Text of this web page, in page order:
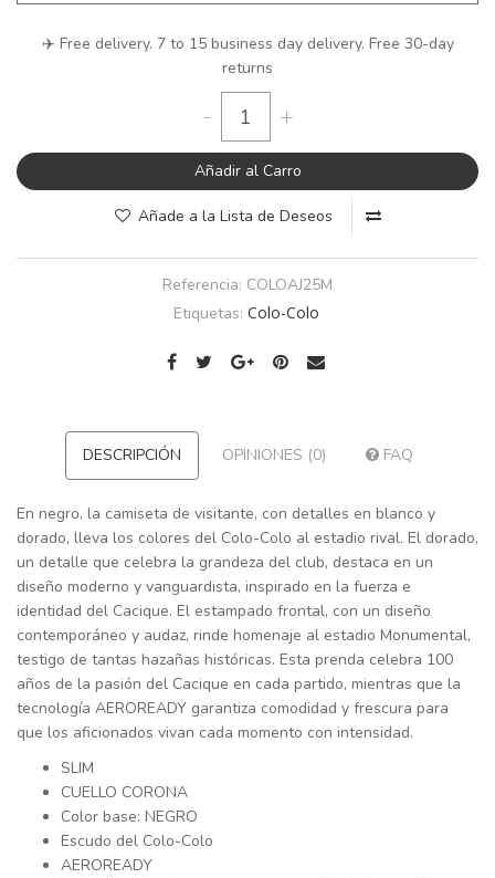
✈️ Free delivery. 7 to 15 business day delivery. Free 30-day
returns
- +
Añadir al Carro
Añade a la Lista de Deseos
Referencia: COLOAJ25M
Etiquetas: Colo-Colo
DESCRIPCIÓN OPINIONES (0) FAQ
En negro, la camiseta de visitante, con detalles en blanco y
dorado, lleva los colores del Colo-Colo al estadio rival. El dorado,
un detalle que celebra la grandeza del club, destaca en un
diseño moderno y vanguardista, inspirado en la fuerza e
identidad del Cacique. El estampado frontal, con un diseño
contemporáneo y audaz, rinde homenaje al estadio Monumental,
testigo de tantas hazañas históricas. Esta prenda celebra 100
años de la pasión del Cacique en cada partido, mientras que la
tecnología AEROREADY garantiza comodidad y frescura para
que los aficionados vivan cada momento con intensidad.
SLIM
CUELLO CORONA
Color base: NEGRO
Escudo del Colo-Colo
AEROREADY